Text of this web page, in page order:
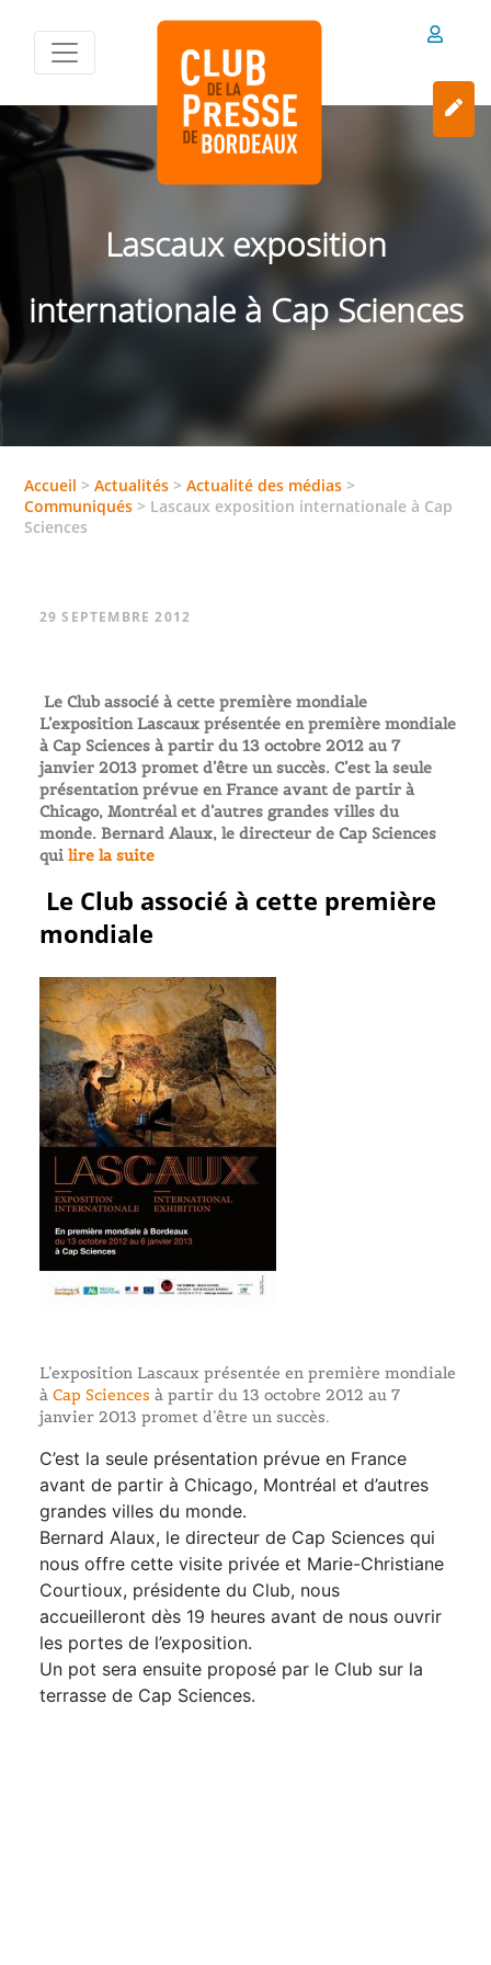
Lascaux exposition
internationale à Cap Sciences
Accueil >Actualités >Actualité des médias >
Communiqués > Lascaux exposition internationale à Cap
Sciences
29 SEPTEMBRE 2012
Le Club associé à cette première mondiale
L’exposition Lascaux présentée en première mondiale
à Cap Sciences à partir du 13 octobre 2012 au 7
janvier 2013 promet d’être un succès. C’est la seule
présentation prévue en France avant de partir à
Chicago, Montréal et d’autres grandes villes du
monde. Bernard Alaux, le directeur de Cap Sciences
quilire la suite
Le Club associé à cette première
mondiale
L’exposition Lascaux présentée en première mondiale
à Cap Sciences à partir du 13 octobre 2012 au 7
janvier 2013 promet d’être un succès.
C’est la seule présentation prévue en France
avant de partir à Chicago, Montréal et d’autres
grandes villes du monde.
Bernard Alaux, le directeur de Cap Sciences qui
nous offre cette visite privée et Marie-Christiane
Courtioux, présidente du Club, nous
accueilleront dès 19 heures avant de nous ouvrir
les portes de l’exposition.
Un pot sera ensuite proposé par le Club sur la
terrasse de Cap Sciences.